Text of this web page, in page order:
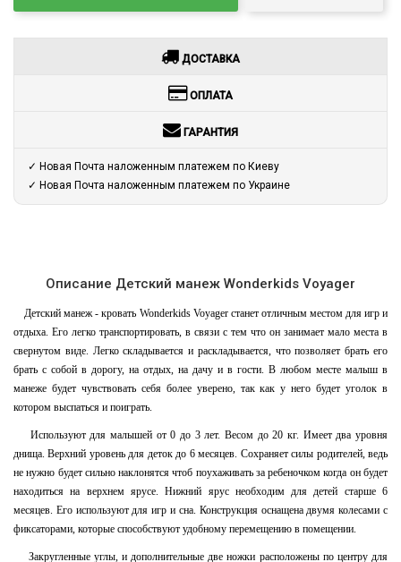
ДОСТАВКА
ОПЛАТА
ГАРАНТИЯ
✓ Новая Почта наложенным платежем по Киеву
✓ Новая Почта наложенным платежем по Украине
Описание Детский манеж Wonderkids Voyager
Детский манеж - кровать Wonderkids Voyager станет отличным местом для игр и
отдыха. Его легко транспортировать, в связи с тем что он занимает мало места в
свернутом виде. Легко складывается и раскладывается, что позволяет брать его
брать с собой в дорогу, на отдых, на дачу и в гости. В любом месте малыш в
манеже будет чувствовать себя более уверено, так как у него будет уголок в
котором выспаться и поиграть.
Используют для малышей от 0 до 3 лет. Весом до 20 кг. Имеет два уровня
днища. Верхний уровень для деток до 6 месяцев. Сохраняет силы родителей, ведь
не нужно будет сильно наклонятся чтоб поухаживать за ребеночком когда он будет
находиться на верхнем ярусе. Нижний ярус необходим для детей старше 6
месяцев. Его используют для игр и сна. Конструкция оснащена двумя колесами с
фиксаторами, которые способствуют удобному перемещению в помещении.
Закругленные углы, и дополнительные две ножки расположены по центру для